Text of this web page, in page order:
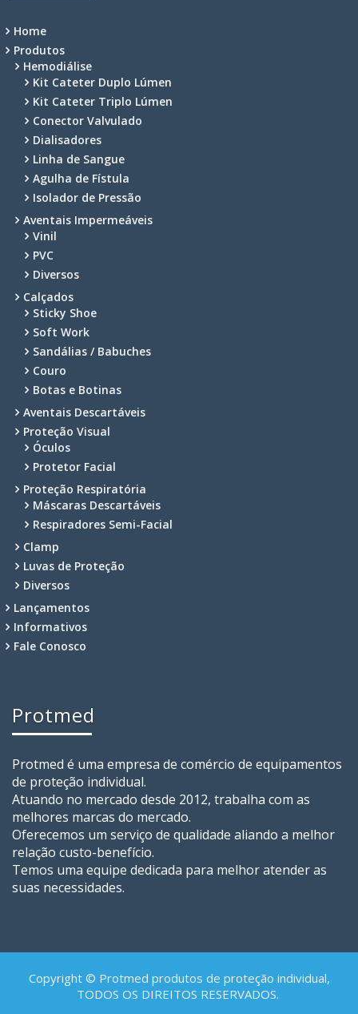
Home
Produtos
Hemodiálise
Kit Cateter Duplo Lúmen
Kit Cateter Triplo Lúmen
Conector Valvulado
Dialisadores
Linha de Sangue
Agulha de Fístula
Isolador de Pressão
Aventais Impermeáveis
Vinil
PVC
Diversos
Calçados
Sticky Shoe
Soft Work
Sandálias / Babuches
Couro
Botas e Botinas
Aventais Descartáveis
Proteção Visual
Óculos
Protetor Facial
Proteção Respiratória
Máscaras Descartáveis
Respiradores Semi-Facial
Clamp
Luvas de Proteção
Diversos
Lançamentos
Informativos
Fale Conosco
Protmed
Protmed é uma empresa de comércio de equipamentos
de proteção individual.
Atuando no mercado desde 2012, trabalha com as
melhores marcas do mercado.
Oferecemos um serviço de qualidade aliando a melhor
relação custo-benefício.
Temos uma equipe dedicada para melhor atender as
suas necessidades.
Copyright © Protmed produtos de proteção individual,
TODOS OS DIREITOS RESERVADOS.